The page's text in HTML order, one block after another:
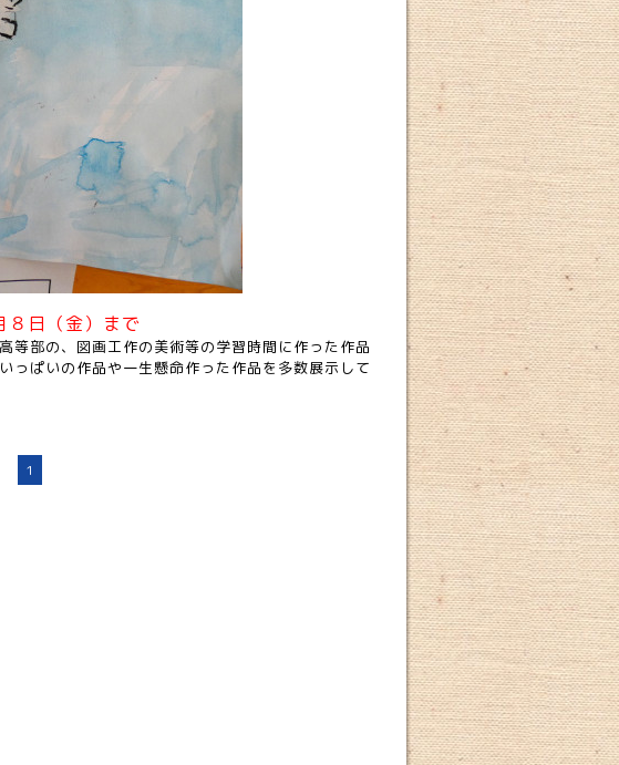
８日（金）まで
部の、図画工作の美術等の学習時間に作った作品
っぱいの作品や一生懸命作った作品を多数展示して
1